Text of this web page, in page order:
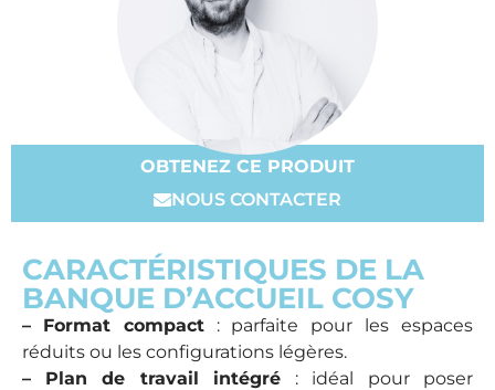
OBTENEZ CE PRODUIT
NOUS CONTACTER
CARACTÉRISTIQUES DE LA
BANQUE D’ACCUEIL COSY
– Format compact: parfaite pour les espaces
réduits ou les configurations légères.
–
Plan de travail intégré : idéal pour poser